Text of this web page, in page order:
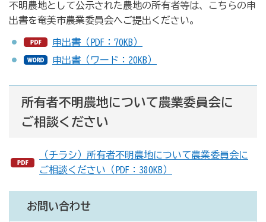
不明農地として公示された農地の所有者等は、こちらの申
出書を奄美市農業委員会へご提出ください。
申出書（PDF：70KB）
申出書（ワード：20KB）
所有者不明農地について農業委員会に
ご相談ください
（チラシ）所有者不明農地について農業委員会に
ご相談ください（PDF：380KB）
お問い合わせ